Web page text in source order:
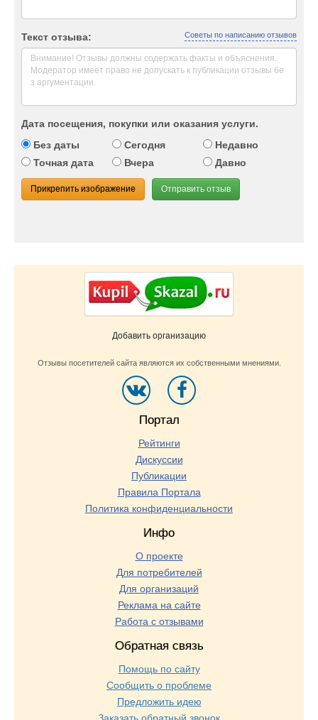
Текст отзыва: Советы по написанию отзывов
Дата посещения, покупки или оказания услуги.
Без даты
Сегодня
Недавно
Точная дата
Вчера Давно
Прикрепить изображение Отправить отзыв
Добавить организацию
Отзывы посетителей сайта являются их собственными мнениями.
Портал
Рейтинги
Дискуссии
Публикации
Правила Портала
Политика конфиденциальности
Инфо
О проекте
Для потребителей
Для организаций
Реклама на сайте
Работа с отзывами
Обратная связь
Помощь по сайту
Сообщить о проблеме
Предложить идею